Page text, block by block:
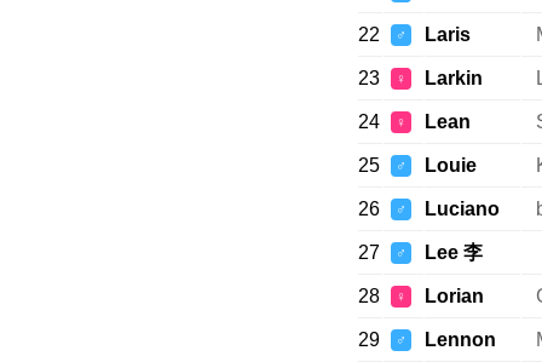
22 ♂ Laris
23 ♀ Larkin
24 ♀ Lean
25 ♂ Louie
26 ♂ Luciano
27 ♂ Lee 李
28 ♀ Lorian
29 ♂ Lennon